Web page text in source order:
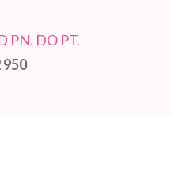
PN. DO PT.
950